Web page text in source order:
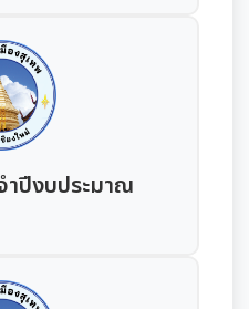
ารับการอบรม
พนักงาน และข้าราชการท้อง
การปฏิบัติงานราชการ
ระมาณประจำปี
ง หรือการจัดหาพัสดุประจำปี
หรือการจัดหาพัสดุ (งบลงทุน)
างหรือการจัดหาพัสดุ
ำปีงบประมาณ